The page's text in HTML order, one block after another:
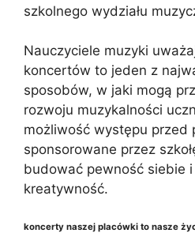
szkolnego wydziału
Nauczyciele muzyki
koncertów to jeden z
sposobów, w jaki mogą
rozwoju muzykalności
możliwość występu przed
sponsorowane przez
budować pewność siebie
kreatywność.
koncerty naszej placówki to nasze